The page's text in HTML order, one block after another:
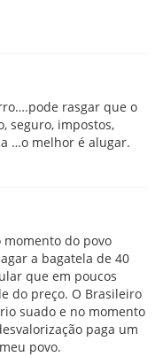
rasgar que o
seguro, impostos,
…o melhor é alugar.
momento do povo
a bagatela de 40
que em poucos
do preço. O Brasileiro
suado e no momento
paga um
povo.